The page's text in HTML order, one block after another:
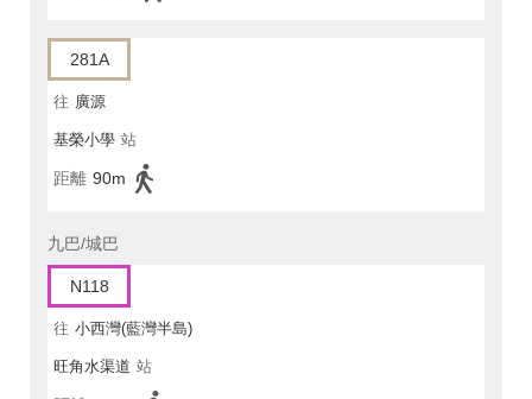
281A
往 廣源
基榮小學 站
距離 90m
九巴/城巴
N118
往 小西灣(藍灣半島)
旺角水渠道 站